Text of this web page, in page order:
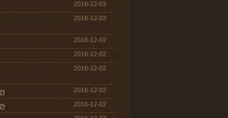
2016-12-03
2016-12-03
2016-12-02
2016-12-02
2016-12-02
2016-12-02
2016-12-02